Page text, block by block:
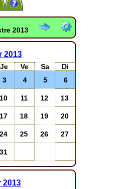
2013
2013
Je Ve Sa Di
3 4 5 6
10 11 12 13
17 18 19 20
24 25 26 27
31
2013